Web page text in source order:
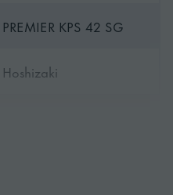
PREMIER KPS 42 SG
Hoshizaki